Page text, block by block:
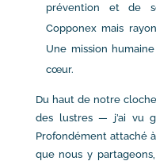
prévention et de
Copponex mais
Une mission
cœur.
Du haut de notre
des lustres — j’ai vu
Profondément attaché
que nous y